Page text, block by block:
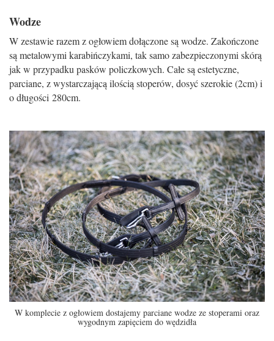
Wodze
W zestawie razem z ogłowiem dołączone są wodze. Zakończone
są metalowymi karabińczykami, tak samo zabezpieczonymi skórą
jak w przypadku pasków policzkowych. Całe są estetyczne,
parciane, z wystarczającą ilością stoperów, dosyć szerokie (2cm) i
o długości 280cm.
W komplecie z ogłowiem dostajemy parciane wodze ze stoperami oraz
wygodnym zapięciem do wędzidła